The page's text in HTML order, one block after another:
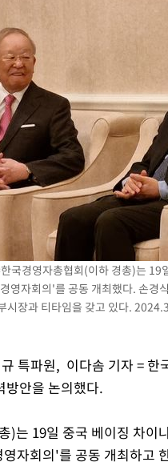
고방식 매달리지 말고 과감히
…북쪽 인바운드·남쪽 아웃바
경보, 폭염경보로 하향
관할 4개 면 특별재난지역 선
시 낮은 계급 임용…희망지 못
·강원 많은 비[내일날씨]
자…"AI 메모리 수요 선제 대
바이잔 투란VC 입단
니…한국 축구 '5승 2무'
린 798.81마감
내린 6258.77에 마쳐
원 마감
년 이후 첫 40도
해 前교정본부장 기소
대밭' 된 축구협회
유 서울대 공대 교수…이병태
국경영자총협회(이하 경총)는 19
영자회의'를 공동 개최했다. 손경
시장과 티타임을 갖고 있다.
특파원, 이다솜 기자 = 한
방안을 논의했다.
)는 19일 중국 베이징 차이
자회의'를 공동 개최하고